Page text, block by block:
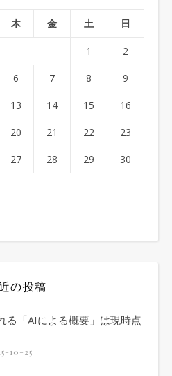
木 金 土 日
1 2
6 7 8 9
13 14 15 16
20 21 22 23
27 28 29 30
の投稿
る「AIによる概要」は現時点
10-25